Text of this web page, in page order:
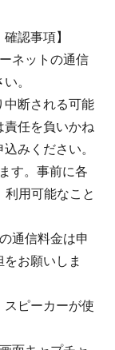
認事項】
ネットの通信
。
断される可能
責任を負いかね
みください。
す。事前に各
用可能なこと
通信料金は申
お願いしま
スピーカーが使